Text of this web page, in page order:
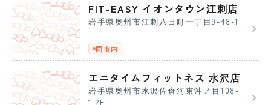
FIT-EASY イオンタウン江刺店
岩手県奥州市江刺八日町一丁目9-48-1
同市内
エニタイムフィットネス 水沢店
岩手県奥州市水沢佐倉河東沖ノ目108-
1 2F